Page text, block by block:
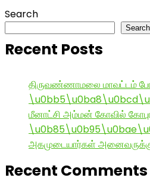
Search
Search
Recent Posts
திருவண்ணாமலை மாவட்டம்
மீனாட்சி அம்மன் கோவில்
அகமுடையார்கள்
Recent Comments